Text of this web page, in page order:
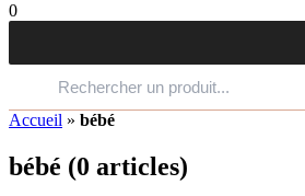
0
Accueil » bébé
bébé (0 articles)